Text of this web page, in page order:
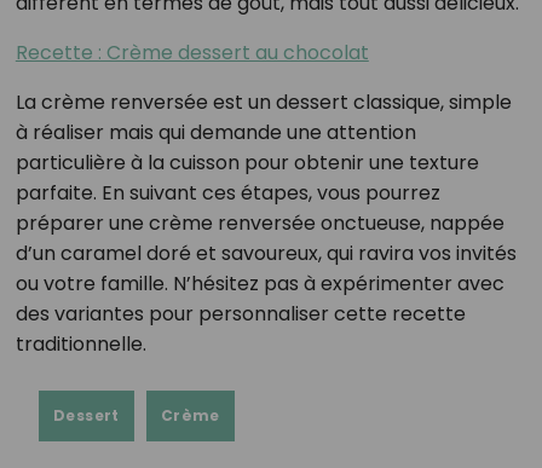
Recette : Crème dessert au chocolat
La crème renversée est un dessert classique, simple
à réaliser mais qui demande une attention
particulière à la cuisson pour obtenir une texture
parfaite. En suivant ces étapes, vous pourrez
préparer une crème renversée onctueuse, nappée
d’un caramel doré et savoureux, qui ravira vos invités
ou votre famille. N’hésitez pas à expérimenter avec
des variantes pour personnaliser cette recette
traditionnelle.
Dessert Crème